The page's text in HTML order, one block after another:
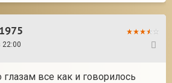
22:00
все как и говорилось